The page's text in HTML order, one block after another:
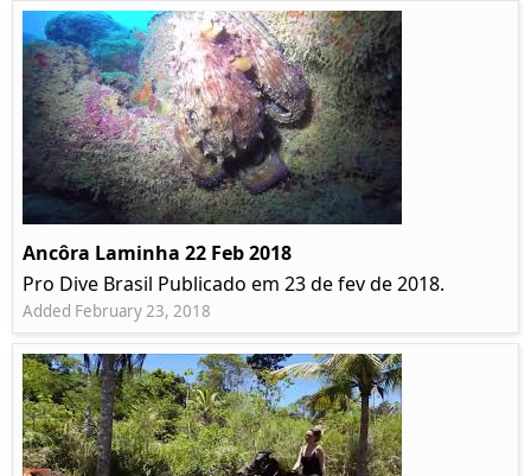
Ancôra Laminha 22 Feb 2018
Pro Dive Brasil Publicado em 23 de fev de 2018.
Added February 23, 2018